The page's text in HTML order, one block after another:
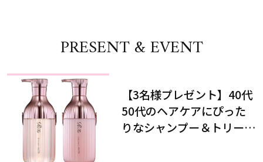
PRESENT & EVENT
【3名様プレゼント】40代
50代のヘアケアにぴった
りなシャンプー＆トリート